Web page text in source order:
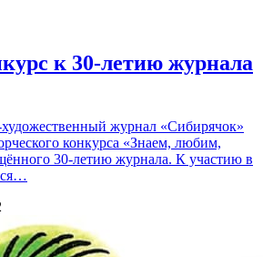
к 30-летию журнала
журнал «Сибирячок»
конкурса «Знаем, любим,
30-летию журнала. К участию в